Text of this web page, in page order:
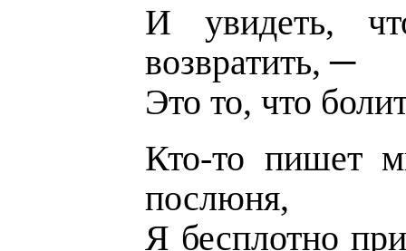
И увидеть,
возвратить, ─
Это то, что
Кто-то пишет
послюня,
Я бесплотно